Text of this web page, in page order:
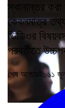
স্থানান্তর
কেবলমাত্র
ভিডিওর
পরবর্তীতে
শেষ আপডেট: ১১